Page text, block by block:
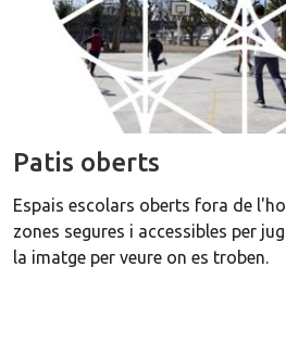
Patis oberts
Espais escolars oberts fora de
zones segures i accessibles per
la imatge per veure on es troben.